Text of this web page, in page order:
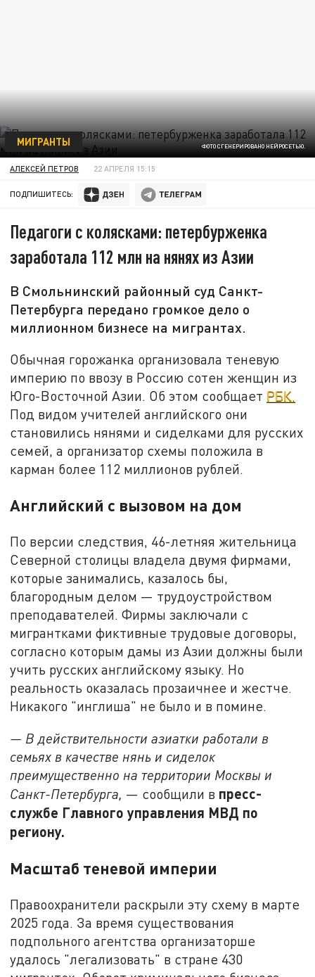
ФОТО СГЕНЕРИРОВАНО НЕЙРОСЕТЬЮ.
МИГРАНТЫ
АЛЕКСЕЙ ПЕТРОВ 22 АПРЕЛЯ 15:15
ПОДПИШИТЕСЬ:
Педагоги с колясками: петербурженка
заработала 112 млн на нянях из Азии
В Смольнинский районный суд Санкт-
Петербурга передано громкое дело о
миллионном бизнесе на мигрантах.
Обычная горожанка организовала теневую
империю по ввозу в Россию сотен женщин из
Юго-Восточной Азии. Об этом сообщает РБК.
Под видом учителей английского они
становились нянями и сиделками для русских
семей, а организатор схемы положила в
карман более 112 миллионов рублей.
Английский с вызовом на дом
По версии следствия, 46-летняя жительница
Северной столицы владела двумя фирмами,
которые занимались, казалось бы,
благородным делом — трудоустройством
преподавателей. Фирмы заключали с
мигрантками фиктивные трудовые договоры,
согласно которым дамы из Азии должны были
учить русских английскому языку. Но
реальность оказалась прозаичнее и жестче.
Никакого "инглиша" не было и в помине.
— В действительности азиатки работали в
семьях в качестве нянь и сиделок
преимущественно на территории Москвы и
Санкт-Петербурга, — сообщили в пресс-
службе Главного управления МВД по
региону.
Масштаб теневой империи
Правоохранители раскрыли эту схему в марте
2025 года. За время существования
подпольного агентства организаторше
удалось "легализовать" в стране 430